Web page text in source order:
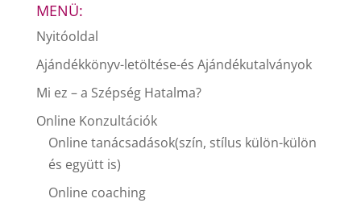
MENÜ:
Nyitóoldal
Ajándékkönyv-letöltése-és Ajándékutalványok
Mi ez – a Szépség Hatalma?
Online Konzultációk
Online tanácsadások(szín, stílus külön-külön
és együtt is)
Online coaching